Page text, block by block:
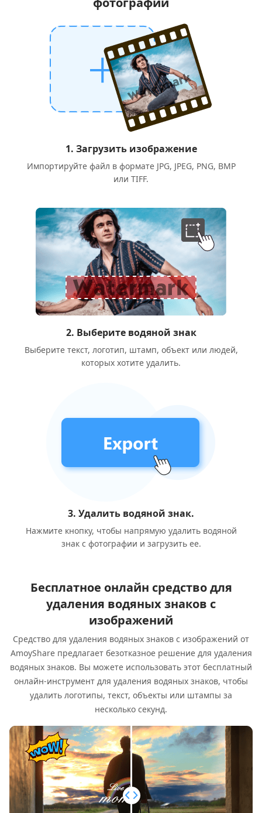
1. Загрузить изображение
Импортируйте файл в формате JPG, JPEG, PNG, BMP
или TIFF.
2. Выберите водяной знак
Выберите текст, логотип, штамп, объект или людей,
которых хотите удалить.
3. Удалить водяной знак.
Нажмите кнопку, чтобы напрямую удалить водяной
знак с фотографии и загрузить ее.
Бесплатное онлайн средство для
удаления водяных знаков с
изображений
Средство для удаления водяных знаков с изображений от
AmoyShare предлагает безотказное решение для удаления
водяных знаков. Вы можете использовать этот бесплатный
онлайн-инструмент для удаления водяных знаков, чтобы
удалить логотипы, текст, объекты или штампы за
несколько секунд.